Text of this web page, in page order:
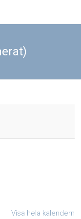
Visa hela kalendern